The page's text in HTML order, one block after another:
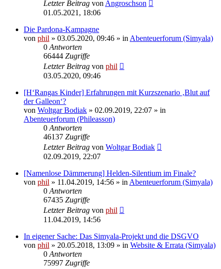
Letzter Beitrag von Angroschson
01.05.2021, 18:06
Die Pardona-Kampagne
von phil » 03.05.2020, 09:46 » in Abenteuerforum (Simyala)
0 Antworten
66444 Zugriffe
Letzter Beitrag von phil
03.05.2020, 09:46
[H‘Rangas Kinder] Erfahrungen mit Kurzszenario ‚Blut auf
der Galleon‘?
von Woltgar Bodiak » 02.09.2019, 22:07 » in
Abenteuerforum (Phileasson)
0 Antworten
46137 Zugriffe
Letzter Beitrag von Woltgar Bodiak
02.09.2019, 22:07
[Namenlose Dämmerung] Helden-Silentium im Finale?
von phil » 11.04.2019, 14:56 » in Abenteuerforum (Simyala)
0 Antworten
67435 Zugriffe
Letzter Beitrag von phil
11.04.2019, 14:56
In eigener Sache: Das Simyala-Projekt und die DSGVO
von phil » 20.05.2018, 13:09 » in Website & Errata (Simyala)
0 Antworten
75997 Zugriffe